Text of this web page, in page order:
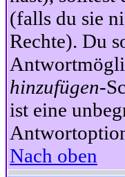
(falls du sie
Rechte). Du
hinzufügen-
ist eine
Nach oben